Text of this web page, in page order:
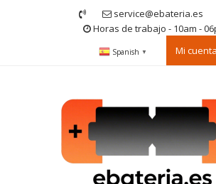
service@ebateria.es
Horas de trabajo - 10am -
Spanish ▼ Mi cuenta